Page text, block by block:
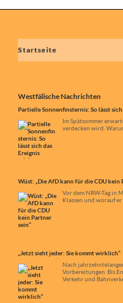
Startseite
Westfälische Nachrichten
Partielle Sonnenfinsternis: So lässt
Im Spätsommer
verdecken wird.
Wüst: „Die AfD kann für die CDU kein
Vor dem NRW-Tag in
Klassen und worauf er
„Jetzt sieht jeder: Sie kommt wirklich“
Nach
Vorbereitungen. Bis
Verkehr und